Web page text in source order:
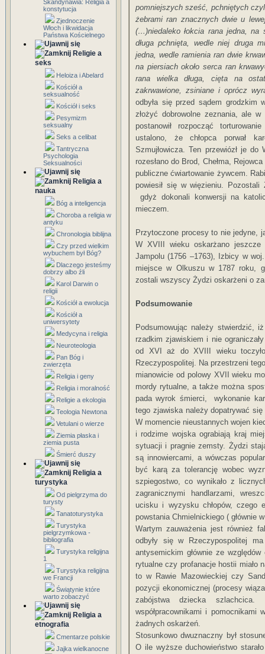
Skandynawia: Religia a
konstytucja
Zjednoczenie
Włoch i likwidacja
Państwa Kościelnego
Religie a
seks
Heloiza i Abelard
Kościół a
seksualność
Kościół i seks
Pesymizm
seksualny
Seks a celibat
Tantryczna
Psychologia
Seksualności
Religia a
nauka
Bóg a inteligencja
Choroba a religia w
antyku
Chronologia biblijna
Czy przed wielkim
wybuchem był Bóg?
Dlaczego jesteśmy
dobrzy albo źli
Karol Darwin o
religii
Kościół a ewolucja
Kościół a
uniwersytety
Medycyna i religia
Neuroteologia
Pan Bóg i
zwierzęta
Religia i geny
Religia i moralność
Religie a ekologia
Teologia Newtona
Vetulani o wierze
Ziemia płaska i
ziemia pusta
Śmierć duszy
Religia a
turystyka
Od pielgrzyma do
turysty
Tanatoturystyka
Turystyka
pielgrzymkowa -
bibliografia
Turystyka religijna
1
Turystyka religijna
we Francji
Świątynie które
warto zobaczyć
Religia a
etnografia
Cmentarze polskie
Jajka wielkanocne
pomniejszych sześć, pchniętych
żebrami ran znacznych dwie u
(…)niedaleko łokcia rana jedna,
długa pchnięta, wedle niej druga
jedna, wedle ramienia ran dwie
na piersiach około serca ran
rana wielka długa, cięta na
zakrwawione, zsiniane i oprócz
odbyła się przed sądem grodzkim
złożyć dobrowolne zeznania, ale
postanowił rozpocząć
ustalono, że chłopca porwał
Szmujłowicza. Ten przewiózł je
rozesłano do Brod, Chełma,
publiczne ćwiartowanie żywcem.
powiesił się w więzieniu.
gdyż dokonali konwersji na
mieczem.
Przytoczone procesy to nie jedyne,
W XVIII wieku oskarżano
Jampolu (1756 –1763), Izbicy w
miejsce w Olkuszu w 1787 roku,
zostali wszyscy Żydzi oskarżeni o
Podsumowanie
Podsumowując należy stwierdzić,
rzadkim zjawiskiem i nie
od XVI aż do XVIII wieku
Rzeczypospolitej. Na przestrzeni
mianowicie od polowy XVII wieku
mordy rytualne, a także można
pada wyrok śmierci, wykonanie
tego zjawiska należy dopatrywać
W momencie nieustannych wojen
i rodzime wojska ograbiają kraj
sytuacji i pragnie zemsty. Żydzi
są innowiercami, a wówczas
być karą za tolerancję wobec
szpiegostwo, co wynikało z
zagranicznymi handlarzami,
ucisku i wyzysku chłopów, czego
powstania Chmielnickiego ( głównie
Wartym zauważenia jest również
odbyły się w Rzeczypospolitej
antysemickim głównie ze
rytualne czy profanacje hostii miało
to w Rawie Mazowieckiej czy
pozycji ekonomicznej (procesy
zabójstwa dziecka
współpracownikami i pomocnikami
żadnych oskarżeń.
Stosunkowo dwuznaczny był
O ile wyższe duchowieństwo